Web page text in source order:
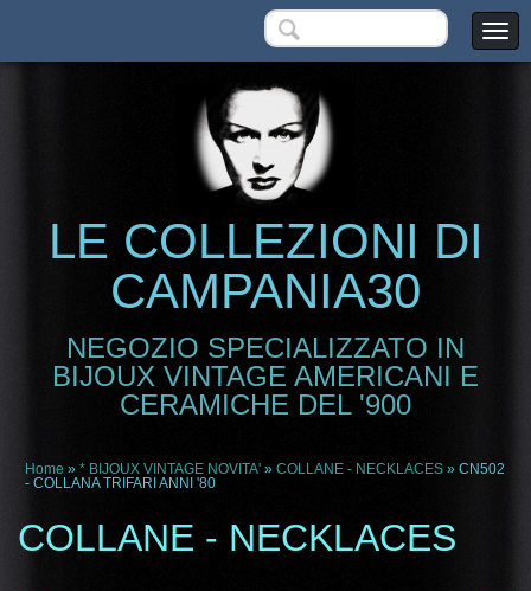
LE COLLEZIONI DI
CAMPANIA30
NEGOZIO SPECIALIZZATO IN
BIJOUX VINTAGE AMERICANI E
CERAMICHE DEL '900
Home » * BIJOUX VINTAGE NOVITA' » COLLANE - NECKLACES » CN502
- COLLANA TRIFARI ANNI '80
COLLANE - NECKLACES